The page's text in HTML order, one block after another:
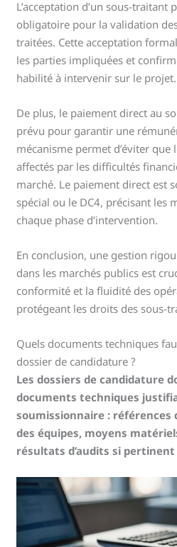
L’acceptation d’un sous-traitant
obligatoire pour la validation
traitées. Cette acceptation
les parties impliquées et
habilité à intervenir sur le projet.
De plus, le paiement direct au
prévu pour garantir une
mécanisme permet d’éviter
affectés par les difficultés
marché. Le paiement direct est
spécial ou le DC4, précisant les
chaque phase d’intervention.
En conclusion, une gestion
dans les marchés publics est
conformité et la fluidité des
protégeant les droits des sous-
Quels documents techniques
dossier de candidature ?
Les dossiers de candidature
documents techniques
soumissionnaire : références
des équipes, moyens
résultats d’audits si